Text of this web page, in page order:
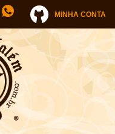
MINHA CONTA